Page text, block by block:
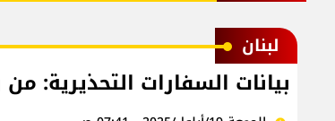
لبنان
بيانات السفارات